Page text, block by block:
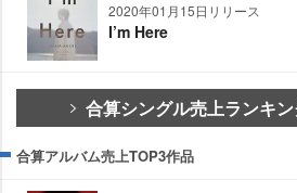
2020年01月15日リリース
I’m Here
合算シングル売上ランキ
合算アルバム売上TOP3作品